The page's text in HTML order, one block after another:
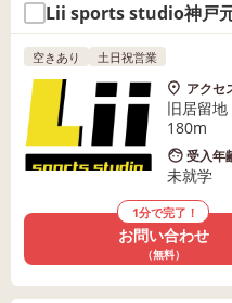
Lii sports studio神戸
空きあり 土日祝営業
アクセ
旧居留
180m
受入年
未就学
1分で完了！
お問い合わせ
（無料）